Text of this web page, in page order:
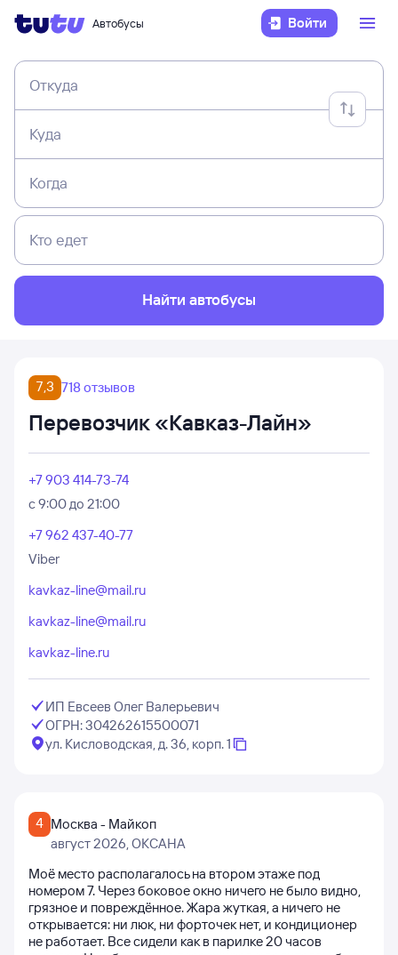
Автобусы Войти
Откуда
Куда
Когда
Кто едет
Найти автобусы
7,3 718 отзывов
Перевозчик «Кавказ-Лайн»
+7 903 414-73-74
с 9:00 до 21:00
+7 962 437-40-77
Viber
kavkaz-line@mail.ru
kavkaz-line@mail.ru
kavkaz-line.ru
ИП Евсеев Олег Валерьевич
ОГРН: 304262615500071
ул. Кисловодская, д. 36, корп. 1
4 Москва - Майкоп
август 2026, ОКСАНА
Моё место располагалось на втором этаже под
номером 7. Через боковое окно ничего не было видно,
грязное и повреждённое. Жара жуткая, а ничего не
открывается: ни люк, ни форточек нет, и кондиционер
не работает. Все сидели как в парилке 20 часов